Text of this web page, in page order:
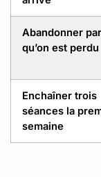
Abandonner
qu’on est perdu
Enchaîner trois
séances la
semaine